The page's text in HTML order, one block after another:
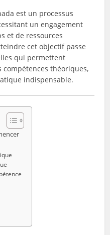
est un processus
un engagement
et de ressources
cet objectif passe
qui permettent
compétences théoriques,
indispensable.